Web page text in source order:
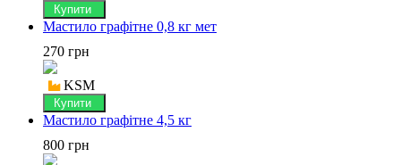
Купити
Мастило графітне 0,8 кг мет
270 грн
KSM
Купити
Мастило графітне 4,5 кг
800 грн